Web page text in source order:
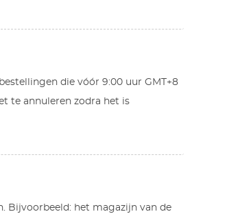
die vóór 9:00 uur GMT+8
te annuleren zodra het is
Bijvoorbeeld: het magazijn van de